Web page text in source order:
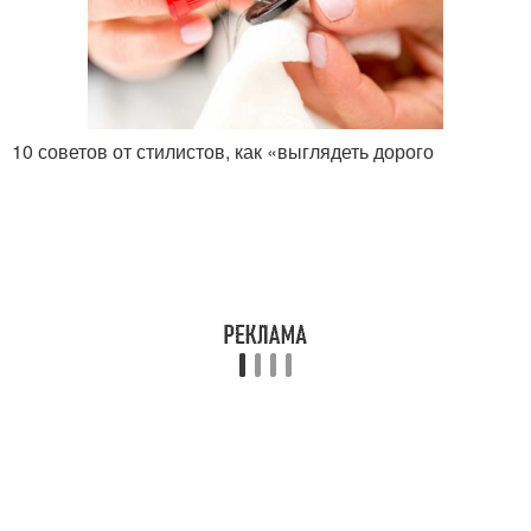
10 советов от стилистов, как «выглядеть дорого